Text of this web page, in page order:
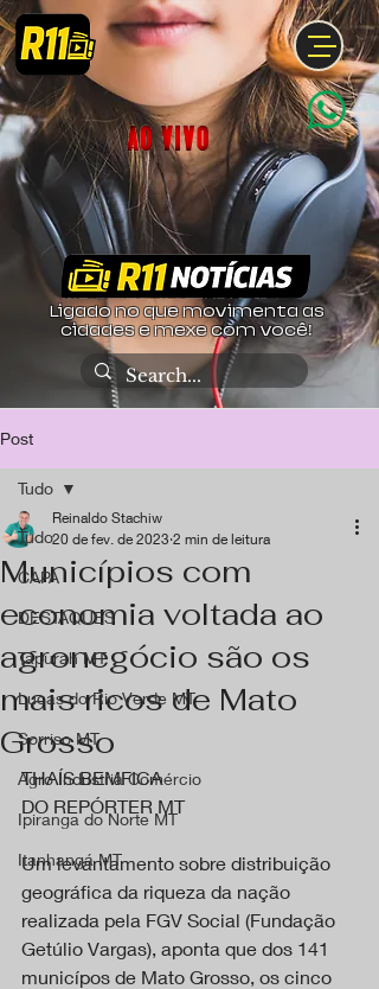
Ligado no que movimenta as
cidades e mexe com você!
Post
Tudo
CAPA
DESTAQUES
Tapurah MT
Lucas do Rio Verde MT
Sorriso MT
Agro Industria Comércio
Ipiranga do Norte MT
Itanhangá MT
Tudo
Municípios com
economia voltada ao
agronegócio são os
mais ricos de Mato
Grosso
Reinaldo Stachiw
20 de fev. de 2023 2 min de leitura
THAÍS BEMFICA
DO REPÓRTER MT
Um levantamento sobre distribuição
geográfica da riqueza da nação
realizada pela FGV Social (Fundação
Getúlio Vargas), aponta que dos 141
municípos de Mato Grosso, os cinco